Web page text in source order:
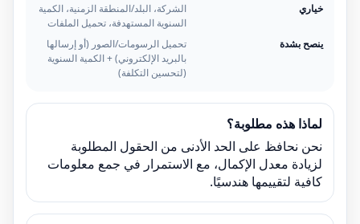
خياري
الشركة، البلد/المنطقة الزمنية، الكمية
السنوية المستهدفة، تحميل الملفات
ينصح بشدة
تحميل الرسومات/الصور (أو إرسالها
بالبريد الإلكتروني) + الكمية السنوية
(لتحسين التكلفة)
لماذا هذه مطلوبة؟
نحن نحافظ على الحد الأدنى من الحقول المطلوبة
لزيادة معدل الإكمال، مع الاستمرار في جمع معلومات
كافية لتقييمها هندسيًا.